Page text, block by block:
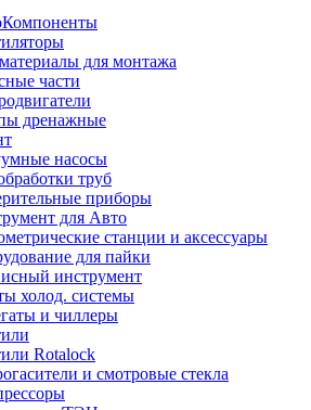
для монтажа
части
дренажные
насосы
труб
приборы
для Авто
станции и аксессуары
для пайки
инструмент
холод. системы
и чиллеры
Rotalock
и смотровые стекла